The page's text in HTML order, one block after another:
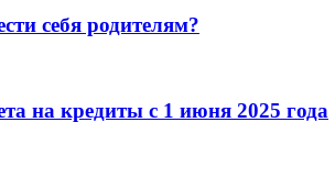
себя родителям?
на кредиты с 1 июня 2025 года